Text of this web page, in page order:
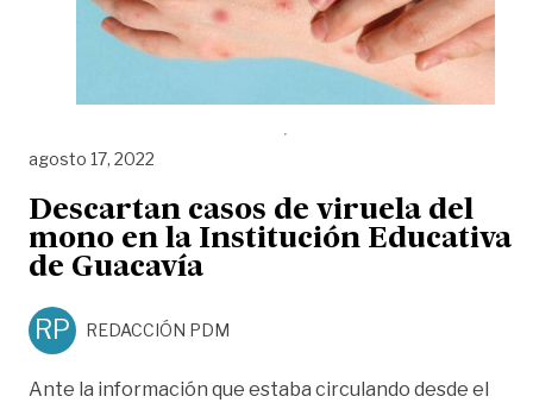
agosto 17, 2022
Descartan casos de viruela del
mono en la Institución Educativa
de Guacavía
RP REDACCIÓN PDM
Ante la información que estaba circulando desde el